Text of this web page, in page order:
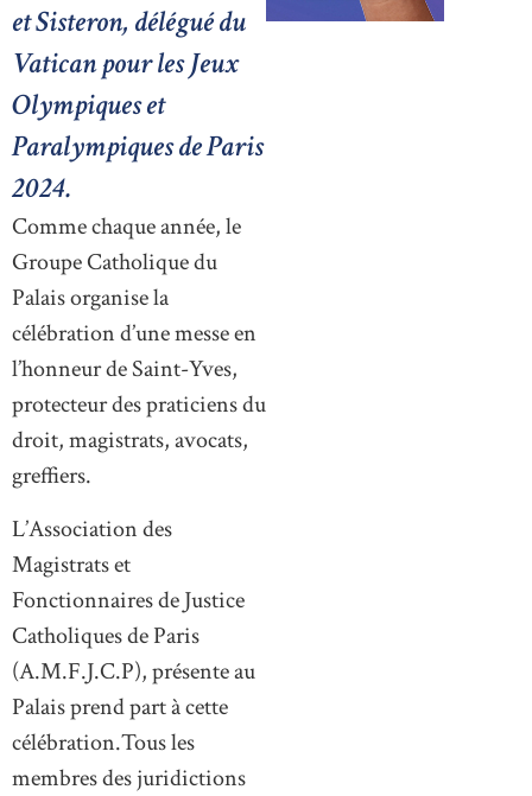
et Sisteron, délégué du
Vatican pour les Jeux
Olympiques et
Paralympiques de Paris
2024.
Comme chaque année, le
Groupe Catholique du
Palais organise la
célébration d’une messe en
l’honneur de Saint-Yves,
protecteur des praticiens du
droit, magistrats, avocats,
greffiers.
L’Association des
Magistrats et
Fonctionnaires de Justice
Catholiques de Paris
(A.M.F.J.C.P), présente au
Palais prend part à cette
célébration.Tous les
membres des juridictions